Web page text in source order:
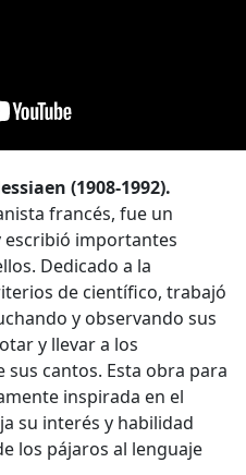
(1908-1992).
francés, fue un
escribió importantes
Dedicado a la
de científico, trabajó
y observando sus
y llevar a los
cantos. Esta obra para
inspirada en el
su interés y habilidad
los pájaros al lenguaje